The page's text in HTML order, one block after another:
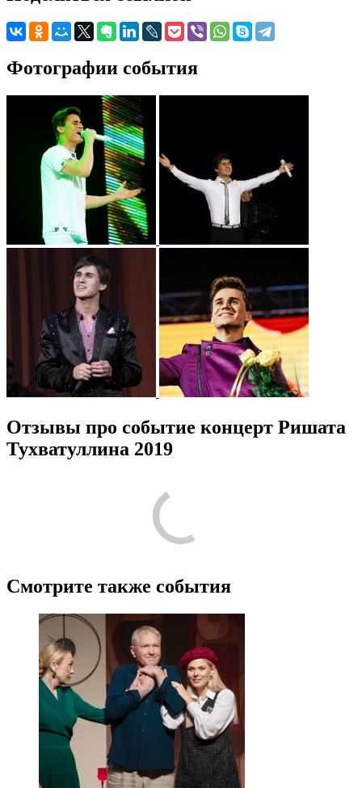
Фотографии события
Отзывы про событие концерт Ришата
Тухватуллина 2019
Смотрите также события